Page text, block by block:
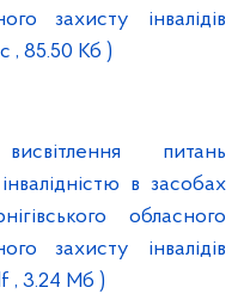
захисту інвалідів
, 85.50 Кб )
питань
в засобах
обласного
захисту інвалідів
, 3.24 Мб )